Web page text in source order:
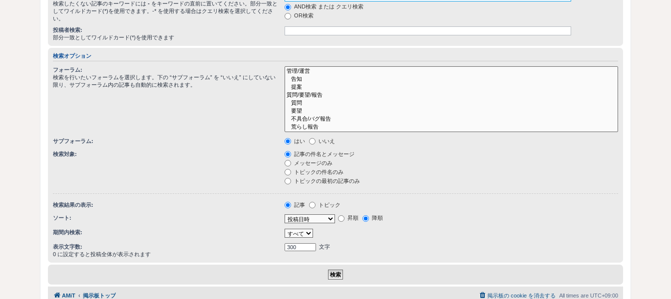
検索したくない記事のキーワードには - をキーワードの直前に置いてください。部分一致と
してワイルドカード(*)を使用できます。-* を使用する場合はクエリ検索を選択してくださ
い。
AND検索 または クエリ検索
OR検索
投稿者検索:
部分一致としてワイルドカード(*)を使用できます
検索オプション
フォーラム:
検索を行いたいフォーラムを選択します。下の “サブフォーラム” を “いいえ” にしていない
限り、サブフォーラム内の記事も自動的に検索されます。
サブフォーラム: はい いいえ
検索対象:
記事の件名とメッセージ
メッセージのみ
トピックの件名のみ
トピックの最初の記事のみ
検索結果の表示: 記事 トピック
ソート: 昇順 降順
期間内検索:
表示文字数:
0 に設定すると投稿全体が表示されます
文字
AMiT 掲示板トップ All times are UTC+09:00
掲示板の cookie を消去する